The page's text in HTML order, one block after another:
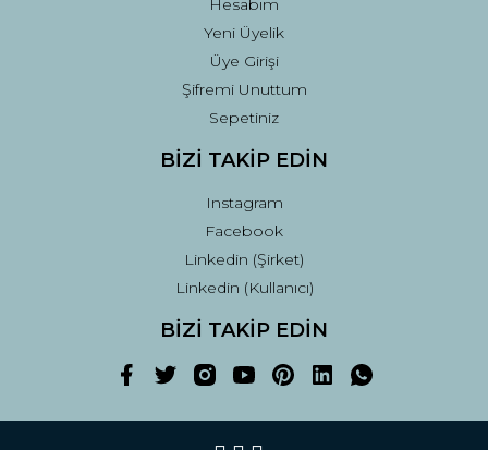
Hesabım
Yeni Üyelik
Üye Girişi
Şifremi Unuttum
Sepetiniz
BİZİ TAKİP EDİN
Instagram
Facebook
Linkedin (Şirket)
Linkedin (Kullanıcı)
BİZİ TAKİP EDİN